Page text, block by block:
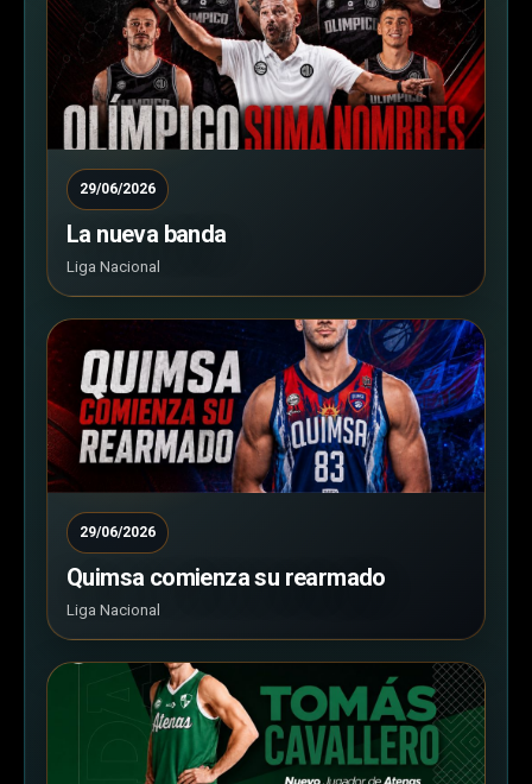
29/06/2026
La nueva banda
Liga Nacional
29/06/2026
Quimsa comienza su rearmado
Liga Nacional